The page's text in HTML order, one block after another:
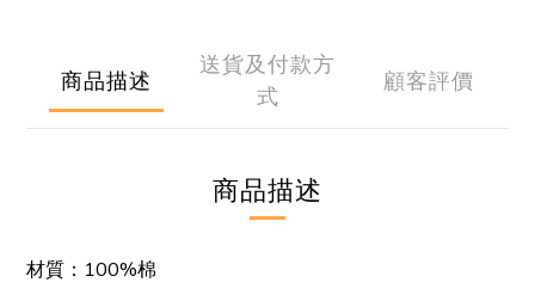
商品描述
送貨及付款方
式
顧客評價
商品描述
材質 ：100%棉